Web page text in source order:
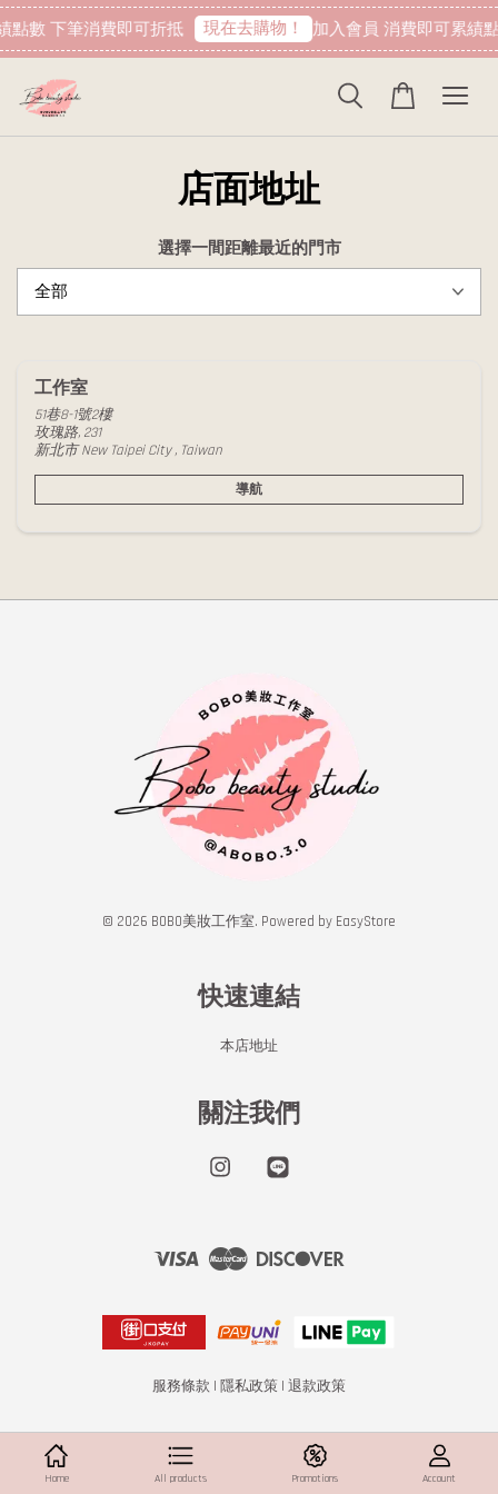
點數 下筆消費即可折抵 現在去購物！ 加入會員 消費即可累績
店面地址
選擇一間距離最近的門市
工作室
51巷8-1號2樓
玫瑰路, 231
新北市 New Taipei City , Taiwan
導航
© 2026 BOBO美妝工作室. Powered by EasyStore
快速連結
本店地址
關注我們
Instagram
Visa Master
服務條款 | 隱私政策 | 退款政策
Home All products Promotions Account